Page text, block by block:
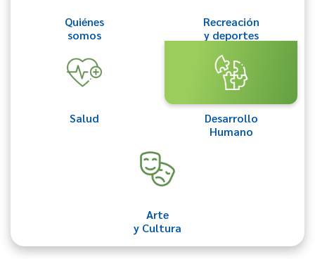
Quiénes
somos
Recreación
y deportes
Salud
Desarrollo
Humano
Arte
y Cultura